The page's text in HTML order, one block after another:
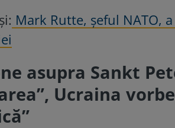
Mark Rutte, șeful NATO,
asupra Sankt
Ucraina